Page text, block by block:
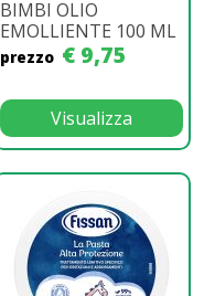
BIMBI OLIO
EMOLLIENTE 100 ML
prezzo € 9,75
Visualizza